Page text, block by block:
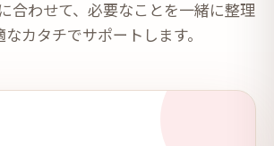
合わせて、必要なことを一緒に整理
なカタチでサポートします。